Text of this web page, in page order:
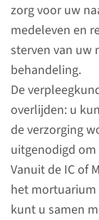
zorg voor uw
medeleven en
sterven van uw
behandeling.
De
overlijden: u
de verzorging
uitgenodigd
Vanuit de IC of
het
kunt u samen
Het
en